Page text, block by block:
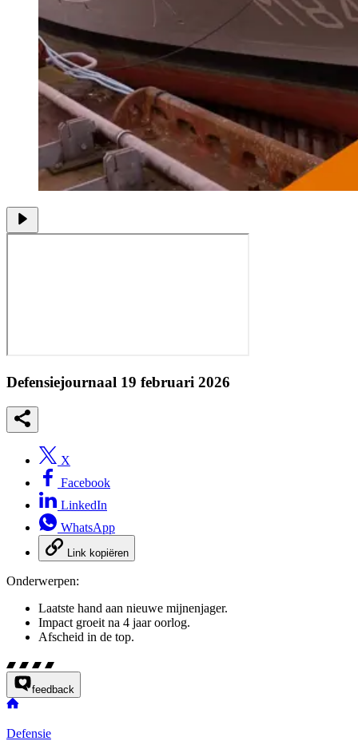
Defensiejournaal 19 februari 2026
X
Facebook
LinkedIn
WhatsApp
Link kopiëren
Onderwerpen:
Laatste hand aan nieuwe mijnenjager.
Impact groeit na 4 jaar oorlog.
Afscheid in de top.
feedback
Defensie